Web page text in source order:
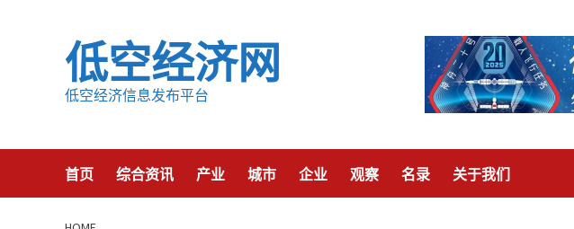
低空经济网
低空经济信息发布平台
首页 综合资讯 产业 城市 企业 观察 名录 关于我们